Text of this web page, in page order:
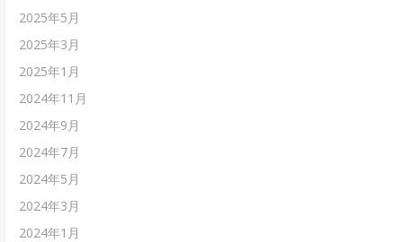
2025年5月
2025年3月
2025年1月
2024年11月
2024年9月
2024年7月
2024年5月
2024年3月
2024年1月